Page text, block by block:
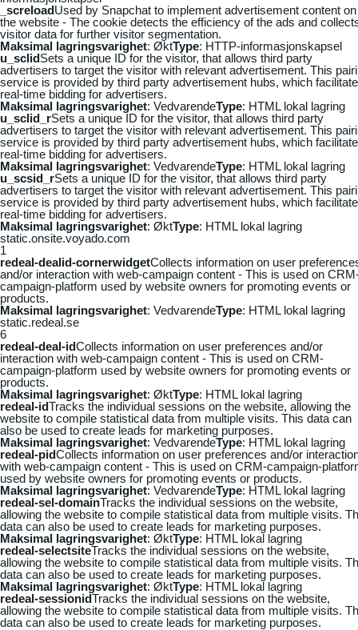
_screloadUsed by Snapchat to implement advertisement content on
the website - The cookie detects the efficiency of the ads and
visitor data for further visitor segmentation.
Maksimal lagringsvarighet: ØktType: HTTP-informasjonskapsel
u_sclidSets a unique ID for the visitor, that allows third party
advertisers to target the visitor with relevant advertisement. This
service is provided by third party advertisement hubs, which
real-time bidding for advertisers.
Maksimal lagringsvarighet: VedvarendeType: HTML lokal lagring
u_sclid_rSets a unique ID for the visitor, that allows third party
advertisers to target the visitor with relevant advertisement. This
service is provided by third party advertisement hubs, which
real-time bidding for advertisers.
Maksimal lagringsvarighet: VedvarendeType: HTML lokal lagring
u_scsid_rSets a unique ID for the visitor, that allows third party
advertisers to target the visitor with relevant advertisement. This
service is provided by third party advertisement hubs, which
real-time bidding for advertisers.
Maksimal lagringsvarighet: ØktType: HTML lokal lagring
static.onsite.voyado.com
1
redeal-dealid-cornerwidgetCollects information on user
and/or interaction with web-campaign content - This is used on
campaign-platform used by website owners for promoting events or
products.
Maksimal lagringsvarighet: VedvarendeType: HTML lokal lagring
static.redeal.se
6
redeal-deal-idCollects information on user preferences and/or
interaction with web-campaign content - This is used on CRM-
campaign-platform used by website owners for promoting events or
products.
Maksimal lagringsvarighet: ØktType: HTML lokal lagring
redeal-idTracks the individual sessions on the website, allowing the
website to compile statistical data from multiple visits. This data can
also be used to create leads for marketing purposes.
Maksimal lagringsvarighet: VedvarendeType: HTML lokal lagring
redeal-pidCollects information on user preferences and/or
with web-campaign content - This is used on CRM-campaign-
used by website owners for promoting events or products.
Maksimal lagringsvarighet: VedvarendeType: HTML lokal lagring
redeal-sel-domainTracks the individual sessions on the website,
allowing the website to compile statistical data from multiple visits.
data can also be used to create leads for marketing purposes.
Maksimal lagringsvarighet: ØktType: HTML lokal lagring
redeal-selectsiteTracks the individual sessions on the website,
allowing the website to compile statistical data from multiple visits.
data can also be used to create leads for marketing purposes.
Maksimal lagringsvarighet: ØktType: HTML lokal lagring
redeal-sessionidTracks the individual sessions on the website,
allowing the website to compile statistical data from multiple visits.
data can also be used to create leads for marketing purposes.